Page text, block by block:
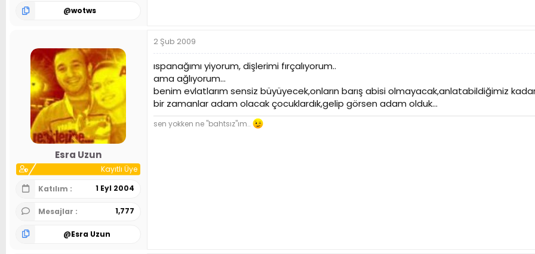
@wotws
Esra Uzun
Kayıtlı Üye
Katılım
1 Eyl 2004
Mesajlar 1,777
@Esra Uzun
2 Şub 2009
ıspanağımı yiyorum, dişlerimi fırçalıyorum..
ama ağlıyorum...
benim evlatlarım sensiz büyüyecek,onların barış abisi olmayacak,anlatabildiğimiz
bir zamanlar adam olacak çocuklardık,gelip görsen adam olduk...
sen yokken ne "bahtsız"ım..